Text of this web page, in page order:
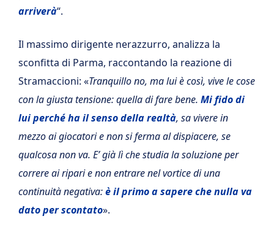
arriverà“.
Il massimo dirigente nerazzurro, analizza la
sconfitta di Parma, raccontando la reazione di
Stramaccioni: «Tranquillo no, ma lui è così, vive le cose
con la giusta tensione: quella di fare bene. Mi fido di
lui perché ha il senso della realtà, sa vivere in
mezzo ai giocatori e non si ferma al dispiacere, se
qualcosa non va. E’ già lì che studia la soluzione per
correre ai ripari e non entrare nel vortice di una
continuità negativa:è il primo a sapere che nulla va
dato per scontato».